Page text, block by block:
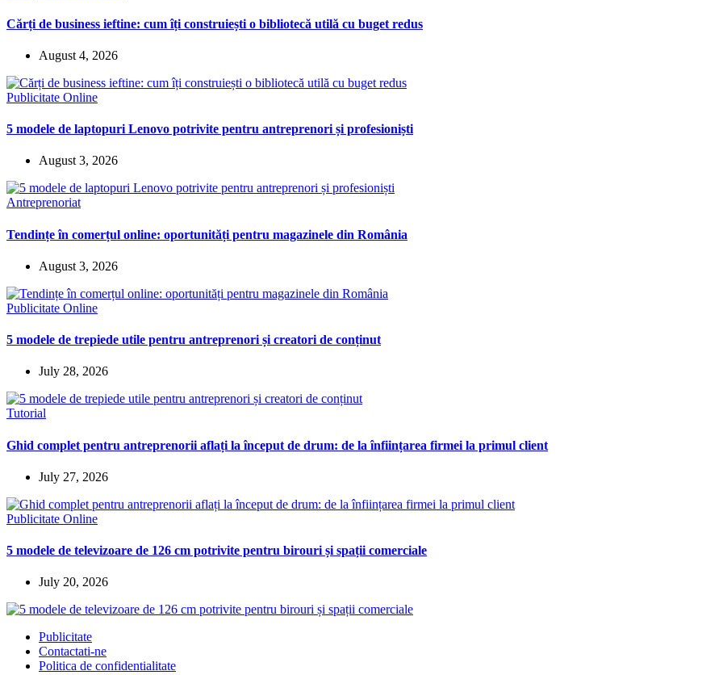
Cărți de business ieftine: cum îți construiești o bibliotecă utilă cu buget redus
August 4, 2026
Publicitate Online
5 modele de laptopuri Lenovo potrivite pentru antreprenori și profesioniști
August 3, 2026
Antreprenoriat
Tendințe în comerțul online: oportunități pentru magazinele din România
August 3, 2026
Publicitate Online
5 modele de trepiede utile pentru antreprenori și creatori de conținut
July 28, 2026
Tutorial
Ghid complet pentru antreprenorii aflați la început de drum: de la înființarea firmei la primul client
July 27, 2026
Publicitate Online
5 modele de televizoare de 126 cm potrivite pentru birouri și spații comerciale
July 20, 2026
Publicitate
Contactati-ne
Politica de confidentialitate